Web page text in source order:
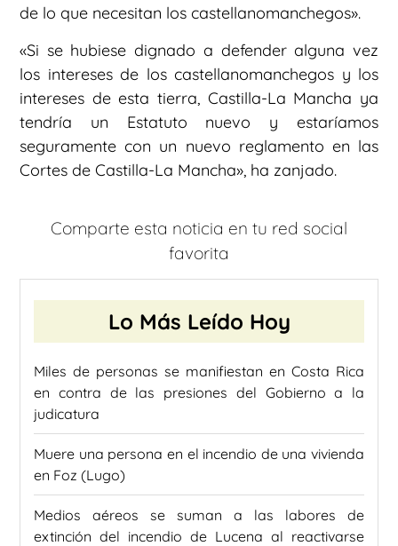
de lo que necesitan los castellanomanchegos».
«Si se hubiese dignado a defender alguna vez
los intereses de los castellanomanchegos y los
intereses de esta tierra, Castilla-La Mancha ya
tendría un Estatuto nuevo y estaríamos
seguramente con un nuevo reglamento en las
Cortes de Castilla-La Mancha», ha zanjado.
Comparte esta noticia en tu red social
favorita
Lo Más Leído Hoy
Miles de personas se manifiestan en Costa Rica
en contra de las presiones del Gobierno a la
judicatura
Muere una persona en el incendio de una vivienda
en Foz (Lugo)
Medios aéreos se suman a las labores de
extinción del incendio de Lucena al reactivarse